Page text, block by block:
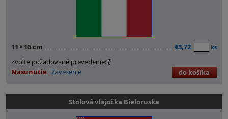
11 × 16 cm €3,72 ks
Zvoľte požadované prevedenie:
Nasunutie Zavesenie do košíka
Stolová vlajočka Bieloruska